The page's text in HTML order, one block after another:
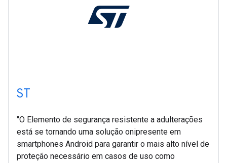
ST
"O Elemento de segurança resistente a adulterações
está se tornando uma solução onipresente em
smartphones Android para garantir o mais alto nível de
proteção necessário em casos de uso como